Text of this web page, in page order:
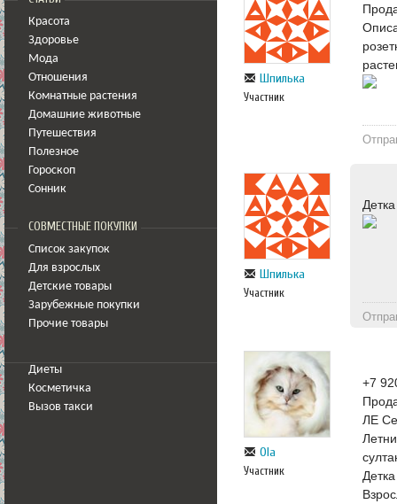
Красота
Здоровье
Мода
Отношения
Комнатные растения
Домашние животные
Путешествия
Полезное
Гороскоп
Сонник
СОВМЕСТНЫЕ ПОКУПКИ
Список закупок
Для взрослых
Детские товары
Зарубежные покупки
Прочие товары
Диеты
Косметичка
Вызов такси
Шпилька
Участник
Шпилька
Участник
Ola
Участник
+7
ЛЕ